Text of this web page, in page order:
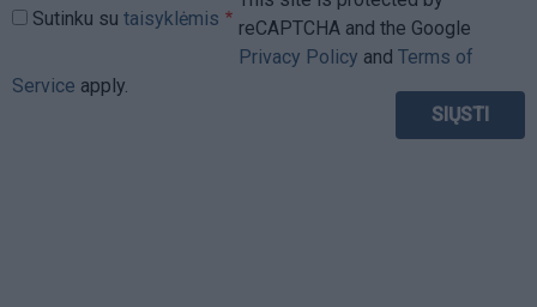
Sutinku su taisyklėmis
reCAPTCHA and the Google
Privacy Policy and Terms of
Service apply.